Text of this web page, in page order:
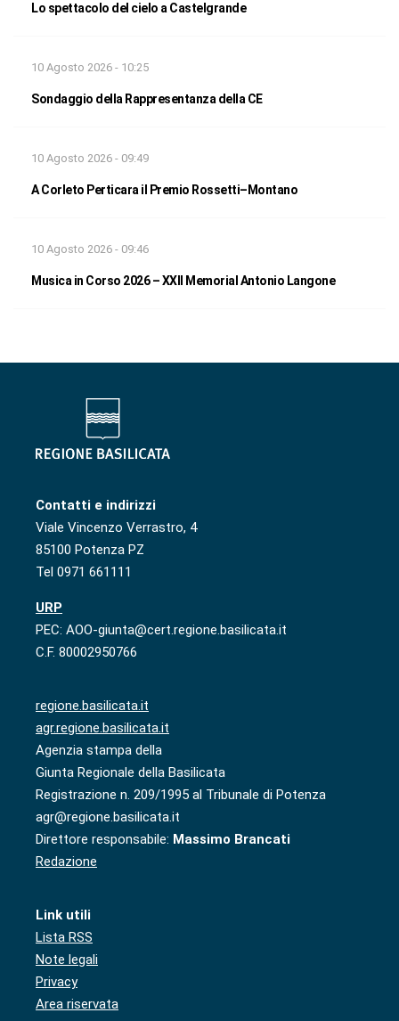
Lo spettacolo del cielo a Castelgrande
10 Agosto 2026 - 10:25
Sondaggio della Rappresentanza della CE
10 Agosto 2026 - 09:49
A Corleto Perticara il Premio Rossetti–Montano
10 Agosto 2026 - 09:46
Musica in Corso 2026 – XXII Memorial Antonio Langone
Contatti e indirizzi
Viale Vincenzo Verrastro, 4
85100 Potenza PZ
Tel 0971 661111
URP
PEC: AOO-giunta@cert.regione.basilicata.it
C.F. 80002950766
regione.basilicata.it
agr.regione.basilicata.it
Agenzia stampa della
Giunta Regionale della Basilicata
Registrazione n. 209/1995 al Tribunale di Potenza
agr@regione.basilicata.it
Direttore responsabile: Massimo Brancati
Redazione
Link utili
Lista RSS
Note legali
Privacy
Area riservata